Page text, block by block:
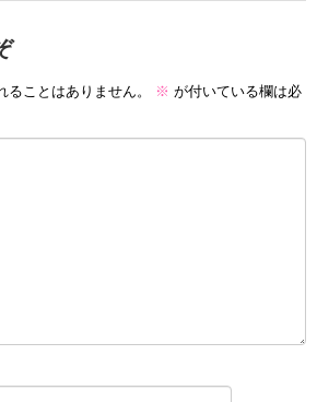
ることはありません。 ※ が付いている欄は必